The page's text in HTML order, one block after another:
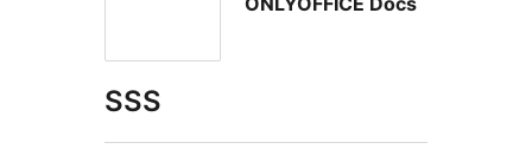
SSS